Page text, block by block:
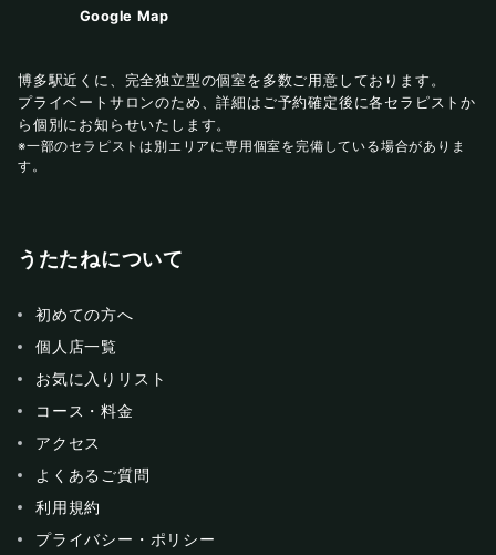
Google Map
博多駅近くに、完全独立型の個室を多数ご用意しております。
プライベートサロンのため、詳細はご予約確定後に各セラピストか
ら個別にお知らせいたします。
※一部のセラピストは別エリアに専用個室を完備している場合がありま
す。
うたたねについて
初めての方へ
個人店一覧
お気に入りリスト
コース・料金
アクセス
よくあるご質問
利用規約
プライバシー・ポリシー